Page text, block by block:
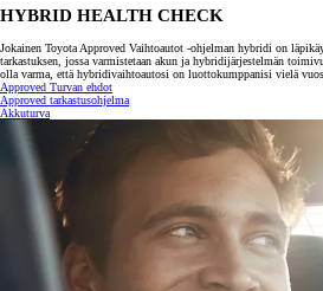
HYBRID HEALTH CHECK
Jokainen Toyota Approved Vaihtoautot -ohjelman hybridi on
tarkastuksen, jossa varmistetaan akun ja hybridijärjestelmän
olla varma, että hybridivaihtoautosi on luottokumppanisi vielä
Approved Turvan ehdot
Approved tarkastusohjelma
Akkuturva